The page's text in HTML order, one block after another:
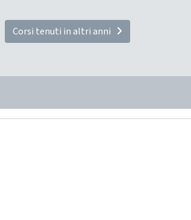
Corsi tenuti in altri anni